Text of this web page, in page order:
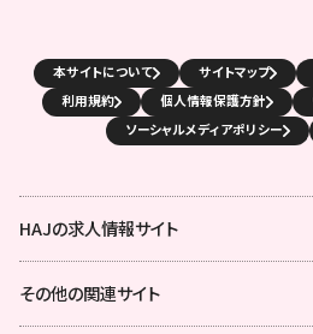
本サイトについて サイトマップ
利用規約
個人情報保護方針
ソーシャルメディアポリシー
HAJの求人情報サイト
その他の関連サイト